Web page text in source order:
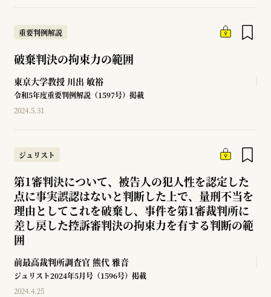
重要判例解説
破棄判決の拘束力の範囲
東京大学教授 川出 敏裕
令和5年度重要判例解説（1597号）掲載
2024.5.31
ジュリスト
第1審判決について、被告人の犯人性を認定した
点に事実誤認はないと判断した上で、量刑不当を
理由としてこれを破棄し、事件を第1審裁判所に
差し戻した控訴審判決の拘束力を有する判断の範
囲
前最高裁判所調査官 熊代 雅音
ジュリスト2024年5月号（1596号）掲載
2024.4.25